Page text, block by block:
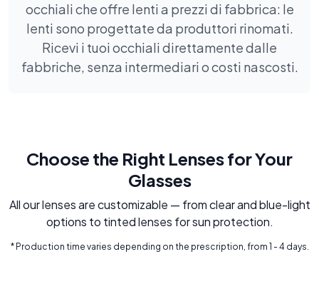
occhiali che offre lenti a prezzi di fabbrica: le
lenti sono progettate da produttori rinomati.
Ricevi i tuoi occhiali direttamente dalle
fabbriche, senza intermediari o costi nascosti.
Choose the Right Lenses for Your
Glasses
All our lenses are customizable — from clear and blue-light
options to tinted lenses for sun protection.
* Production time varies depending on the prescription, from 1 - 4 days.